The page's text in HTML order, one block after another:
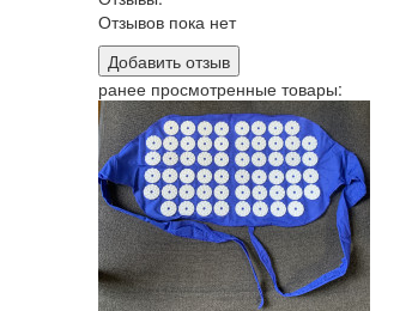
Отзывов пока нет
Добавить отзыв
ранее просмотренные товары: